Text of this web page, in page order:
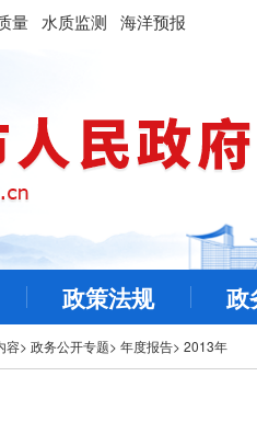
量 水质监测 海洋预报
政策法规 政
容> 政务公开专题> 年度报告> 2013年